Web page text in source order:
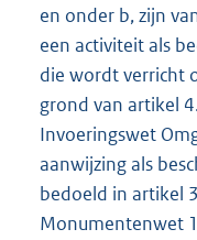
en onder b, zijn
een activiteit als
die wordt verricht
grond van artikel
Invoeringswet
aanwijzing als
bedoeld in artikel
Monumentenwet